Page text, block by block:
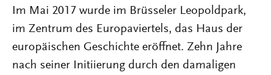
Im Mai 2017 wurde im Brüsseler Leopoldpark,
im Zentrum des Europaviertels, das Haus der
europäischen Geschichte eröffnet. Zehn Jahre
nach seiner Initiierung durch den damaligen